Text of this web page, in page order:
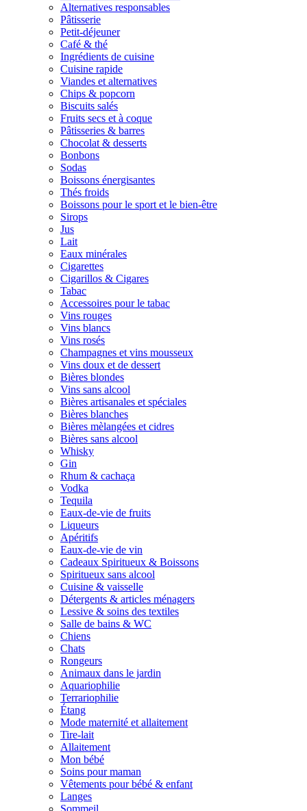
Alternatives responsables
Pâtisserie
Petit-déjeuner
Café & thé
Ingrédients de cuisine
Cuisine rapide
Viandes et alternatives
Chips & popcorn
Biscuits salés
Fruits secs et à coque
Pâtisseries & barres
Chocolat & desserts
Bonbons
Sodas
Boissons énergisantes
Thés froids
Boissons pour le sport et le bien-être
Sirops
Jus
Lait
Eaux minérales
Cigarettes
Cigarillos & Cigares
Tabac
Accessoires pour le tabac
Vins rouges
Vins blancs
Vins rosés
Champagnes et vins mousseux
Vins doux et de dessert
Bières blondes
Vins sans alcool
Bières artisanales et spéciales
Bières blanches
Bières mèlangées et cidres
Bières sans alcool
Whisky
Gin
Rhum & cachaça
Vodka
Tequila
Eaux-de-vie de fruits
Liqueurs
Apéritifs
Eaux-de-vie de vin
Cadeaux Spiritueux & Boissons
Spiritueux sans alcool
Cuisine & vaisselle
Détergents & articles ménagers
Lessive & soins des textiles
Salle de bains & WC
Chiens
Chats
Rongeurs
Animaux dans le jardin
Aquariophilie
Terrariophilie
Étang
Mode maternité et allaitement
Tire-lait
Allaitement
Mon bébé
Soins pour maman
Vêtements pour bébé & enfant
Langes
Sommeil